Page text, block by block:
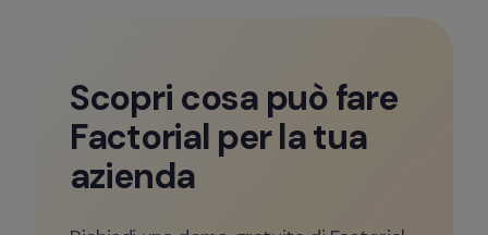
Scopri cosa può fare
Factorial per la tua
azienda